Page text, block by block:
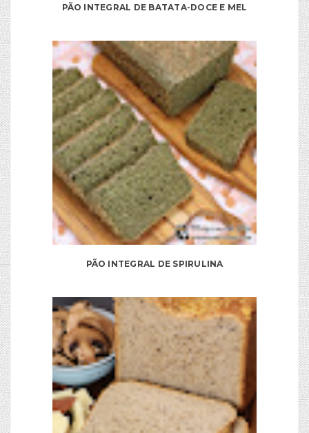
PÃO INTEGRAL DE BATATA-DOCE E MEL
PÃO INTEGRAL DE SPIRULINA